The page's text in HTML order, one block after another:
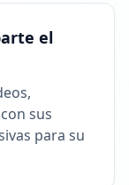
el
sus
para su